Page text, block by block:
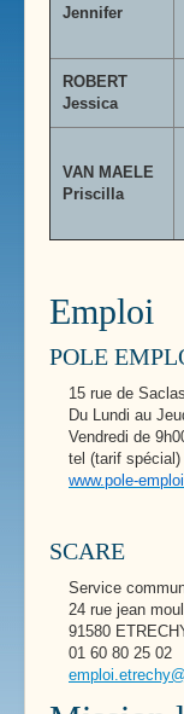
Jennifer
ROBERT
Jessica
VAN MAELE
Priscilla
Emploi
POLE
15 rue de
Du Lundi au
Vendredi de
tel (tarif spécial)
www.pole-
SCARE
Service
24 rue jean
91580
01 60 80 25 02